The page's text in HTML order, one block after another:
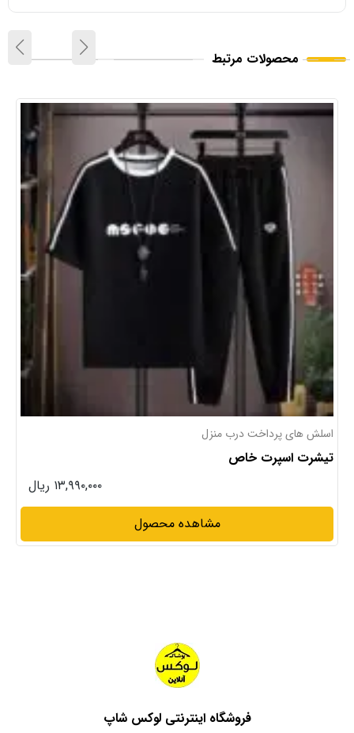
محصولات مرتبط
تیشرت های پرداخت درب منزل
تیشرت آستین بلند خاص
۱۴,۹۹۰,۰۰۰ ریال
مشاهده محصول
فروشگاه اینترنتی لوکس شاپ